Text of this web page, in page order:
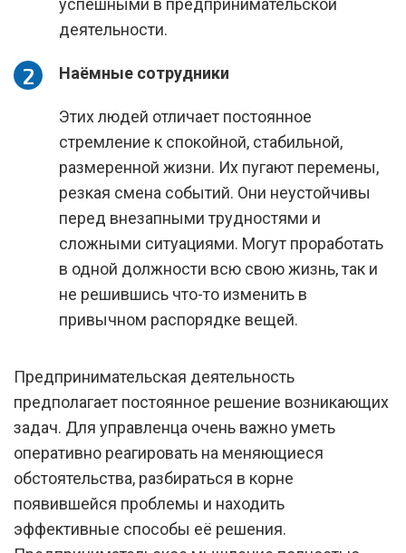
успешными в предпринимательской
деятельности.
Наёмные сотрудники
Этих людей отличает постоянное
стремление к спокойной, стабильной,
размеренной жизни. Их пугают перемены,
резкая смена событий. Они неустойчивы
перед внезапными трудностями и
сложными ситуациями. Могут проработать
в одной должности всю свою жизнь, так и
не решившись что-то изменить в
привычном распорядке вещей.
Предпринимательская деятельность
предполагает постоянное решение возникающих
задач. Для управленца очень важно уметь
оперативно реагировать на меняющиеся
обстоятельства, разбираться в корне
появившейся проблемы и находить
эффективные способы её решения.